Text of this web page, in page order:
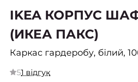
IKEA КОРПУС
(ИКЕА ПАКС)
Каркас гардеробу, білий,
51 відгук